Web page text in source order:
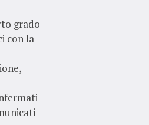
grado
con la